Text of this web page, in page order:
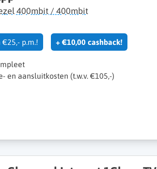
400mbit / 400mbit
p.m.! + €10,00 cashback!
en aansluitkosten (t.w.v. €105,-)